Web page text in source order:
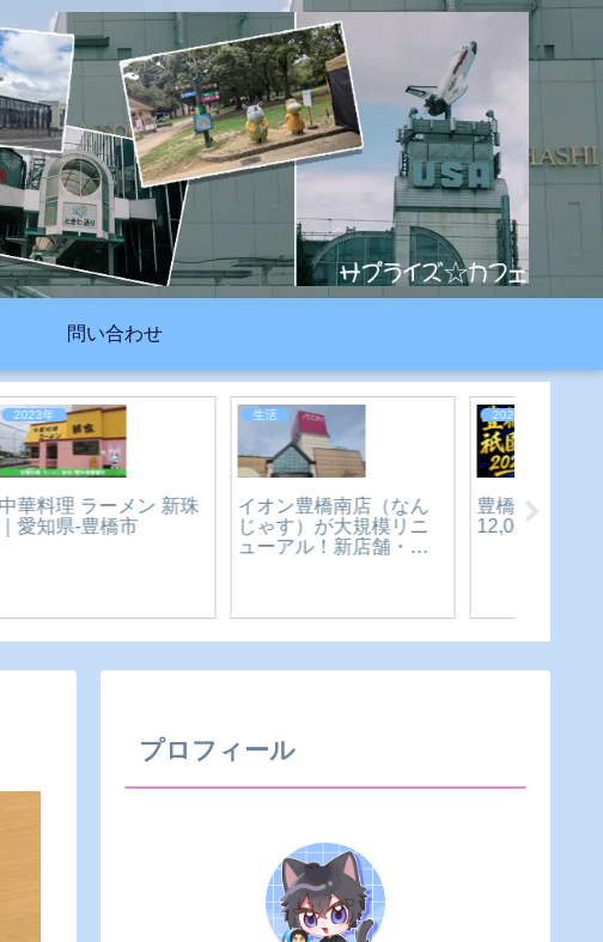
問い合わせ
生活
📰【2026年6月版】東三
2024年
コイン洗車ウシカワ｜
プロフィール